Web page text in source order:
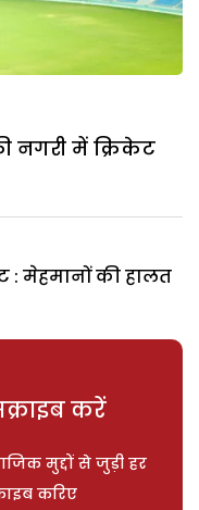
नगरी में क्रिकेट
: मेहमानों की हालत
करें
मुद्दों से जुड़ी हर
करिए